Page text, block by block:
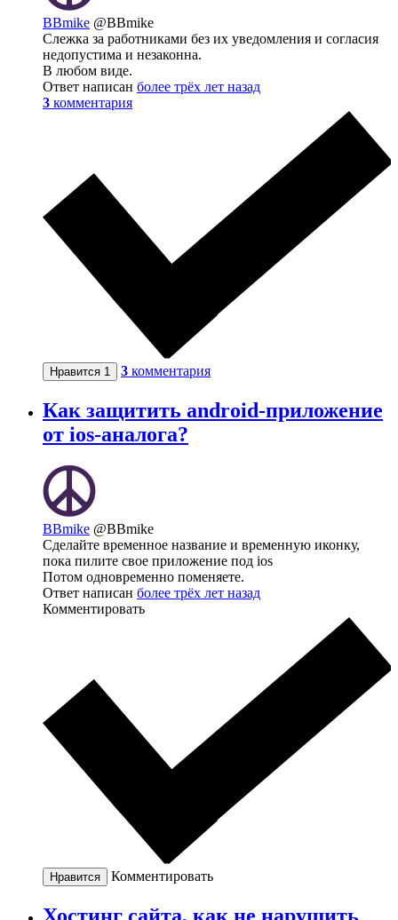
BBmike @BBmike
Слежка за работниками без их уведомления и согласия
недопустима и незаконна.
В любом виде.
Ответ написан более трёх лет назад
3 комментария
Нравится 1 3 комментария
Как защитить android-приложение
от ios-аналога?
BBmike @BBmike
Сделайте временное название и временную иконку,
пока пилите свое приложение под ios
Потом одновременно поменяете.
Ответ написан более трёх лет назад
Комментировать
Нравится Комментировать